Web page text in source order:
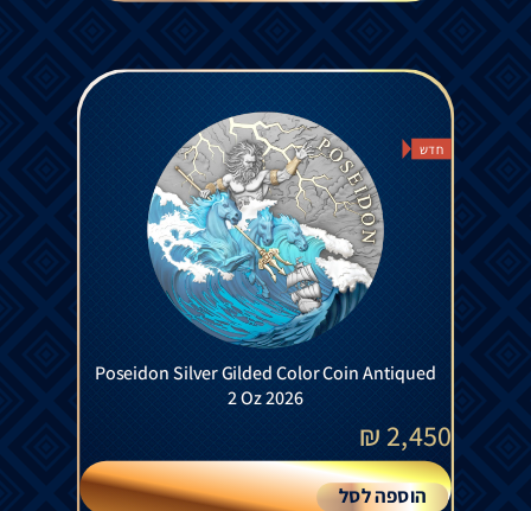
חדש
Poseidon Silver Gilded Color Coin Antiqued
2 Oz 2026
2,450
₪
הוספה לסל